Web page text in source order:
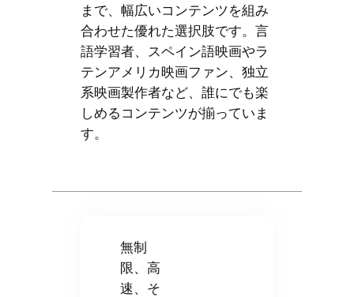
まで、幅広いコンテンツを組み
合わせた優れた選択肢です。言
語学習者、スペイン語映画やラ
テンアメリカ映画ファン、独立
系映画製作者など、誰にでも楽
しめるコンテンツが揃っていま
す。
無制
限、高
速、そ